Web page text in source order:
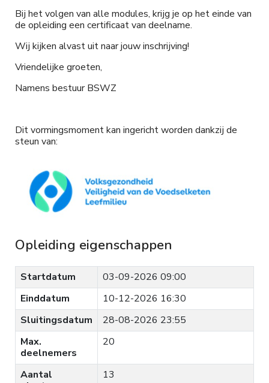
Bij het volgen van alle modules, krijg je op het einde van
de opleiding een certificaat van deelname.
Wij kijken alvast uit naar jouw inschrijving!
Vriendelijke groeten,
Namens bestuur BSWZ
Dit vormingsmoment kan ingericht worden dankzij de
steun van:
Opleiding eigenschappen
Startdatum
03-09-2026 09:00
Einddatum
10-12-2026 16:30
Sluitingsdatum
28-08-2026 23:55
Max.
deelnemers
20
Aantal
13